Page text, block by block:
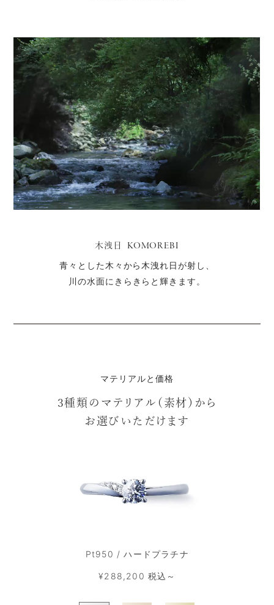
木洩日 KOMOREBI
青々とした木々から木洩れ日が射し、
川の水面にきらきらと輝きます。
マテリアルと価格
3種類のマテリアル（素材）から
お選びいただけます
Pt950 / ハードプラチナ
¥288,200 税込～